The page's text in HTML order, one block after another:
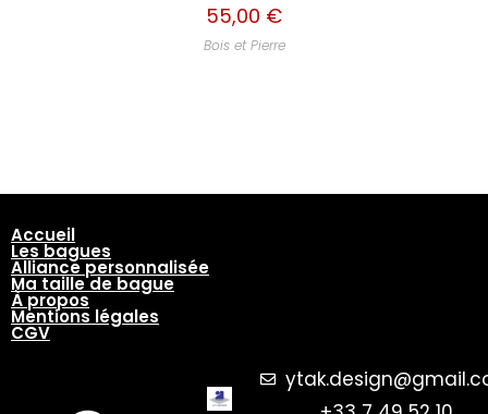
55,00 €
Bois et Pierre
Accueil
Les bagues
Alliance personnalisée
Ma taille de bague
À propos
Mentions légales
CGV